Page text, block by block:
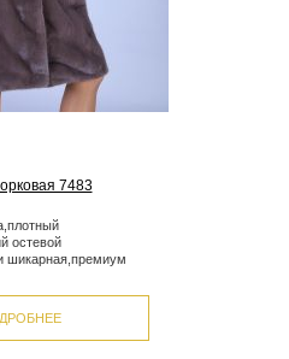
7483
остевой
шикарная,премиум